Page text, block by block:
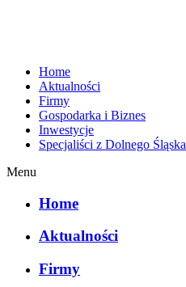
Home
Aktualności
Firmy
Gospodarka i Biznes
Inwestycje
Specjaliści z Dolnego Śląska
Menu
Home
Aktualności
Firmy